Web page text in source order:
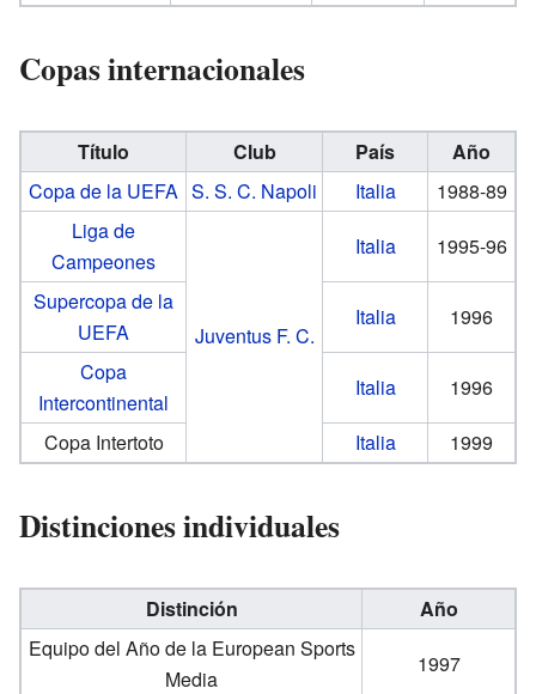
Copas internacionales
Título Club País
Año
Copa de la UEFA S. S. C. Napoli Italia
1988-89
Liga de
Campeones
Juventus F. C.
Italia
1995-96
Supercopa de la
UEFA
Italia
1996
Copa
Intercontinental
Italia
1996
Copa Intertoto
Italia 1999
Distinciones individuales
Distinción
Año
Equipo del Año de la European Sports
Media
1997